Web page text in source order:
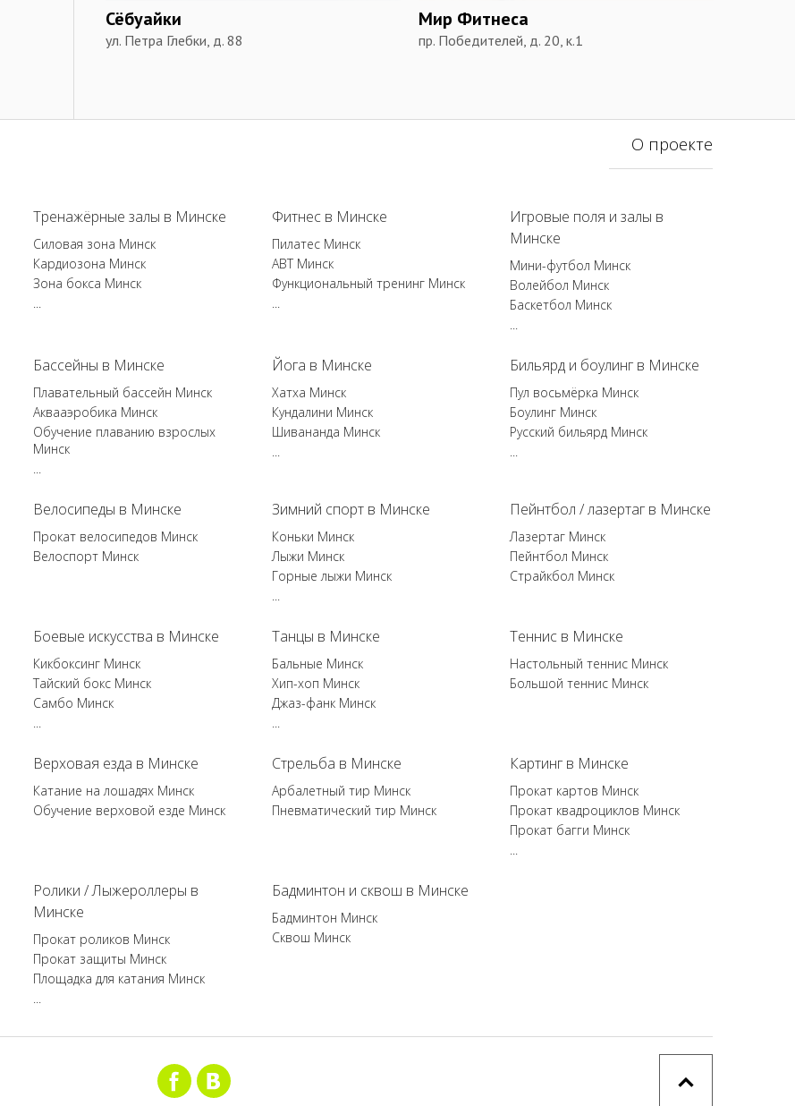
Сёбуайки
ул. Петра Глебки, д. 88
Мир Фитнеса
пр. Победителей, д. 20, к.1
О проекте
Тренажёрные залы в Минске
Силовая зона Минск
Кардиозона Минск
Зона бокса Минск
...
Фитнес в Минске
Пилатес Минск
ABT Минск
Функциональный тренинг Минск
...
Игровые поля и залы в
Минске
Мини-футбол Минск
Волейбол Минск
Баскетбол Минск
...
Бассейны в Минске
Плавательный бассейн Минск
Аквааэробика Минск
Обучение плаванию взрослых
Минск
...
Йога в Минске
Хатха Минск
Кундалини Минск
Шивананда Минск
...
Бильярд и боулинг в Минске
Пул восьмёрка Минск
Боулинг Минск
Русский бильярд Минск
...
Велосипеды в Минске
Прокат велосипедов Минск
Велоспорт Минск
Зимний спорт в Минске
Коньки Минск
Лыжи Минск
Горные лыжи Минск
...
Пейнтбол / лазертаг в Минске
Лазертаг Минск
Пейнтбол Минск
Страйкбол Минск
Боевые искусства в Минске
Кикбоксинг Минск
Тайский бокс Минск
Самбо Минск
...
Танцы в Минске
Бальные Минск
Хип-хоп Минск
Джаз-фанк Минск
...
Теннис в Минске
Настольный теннис Минск
Большой теннис Минск
Верховая езда в Минске
Катание на лошадях Минск
Обучение верховой езде Минск
Стрельба в Минске
Арбалетный тир Минск
Пневматический тир Минск
Картинг в Минске
Прокат картов Минск
Прокат квадроциклов Минск
Прокат багги Минск
...
Ролики / Лыжероллеры в
Минске
Прокат роликов Минск
Прокат защиты Минск
Площадка для катания Минск
...
Бадминтон и сквош в Минске
Бадминтон Минск
Сквош Минск